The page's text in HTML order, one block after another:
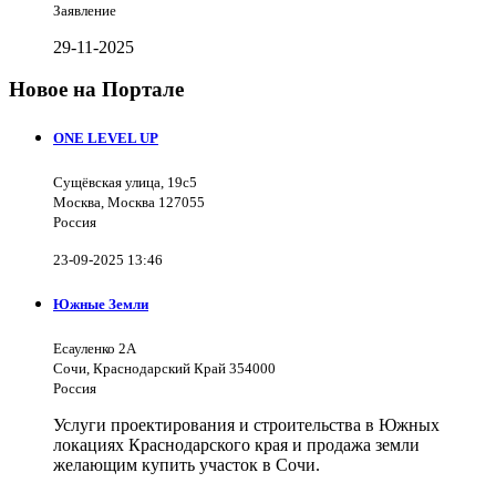
Заявление
29-11-2025
Новое на Портале
ONE LEVEL UP
Сущёвская улица, 19с5
Москва, Москва 127055
Россия
23-09-2025 13:46
Южные Земли
Есауленко 2А
Сочи, Краснодарский Край 354000
Россия
Услуги проектирования и строительства в Южных
локациях Краснодарского края и продажа земли
желающим купить участок в Сочи.